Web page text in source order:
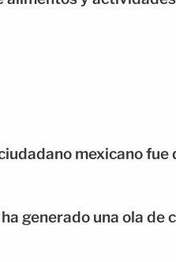
mexicano
generado una ola de